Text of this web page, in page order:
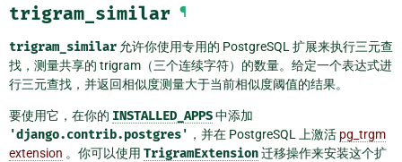
trigram_similar ¶
trigram_similar 允许你使用专用的 PostgreSQL 扩展来执行三元查
找，测量共享的 trigram（三个连续字符）的数量。给定一个表达式进
行三元查找，并返回相似度测量大于当前相似度阈值的结果。
要使用它，在你的 INSTALLED_APPS中添加
'django.contrib.postgres' ，并在 PostgreSQL 上激活 pg_trgm
extension 。你可以使用 TrigramExtension迁移操作来安装这个扩